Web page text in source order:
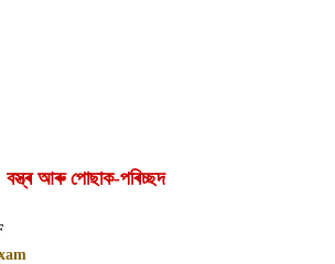
বস্ত্ৰ আৰু পোছাক-পৰিচ্ছদ